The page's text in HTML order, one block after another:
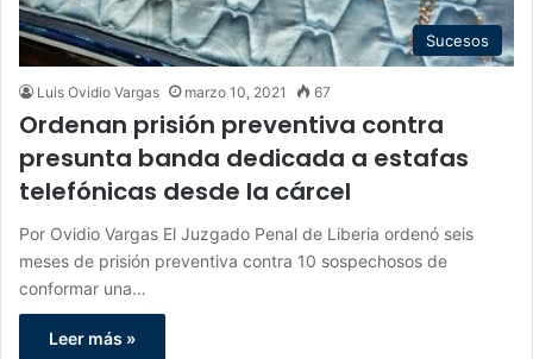
Sucesos
Luis Ovidio Vargas marzo 10, 2021 67
Ordenan prisión preventiva contra
presunta banda dedicada a estafas
telefónicas desde la cárcel
Por Ovidio Vargas El Juzgado Penal de Liberia ordenó seis
meses de prisión preventiva contra 10 sospechosos de
conformar una…
Leer más »